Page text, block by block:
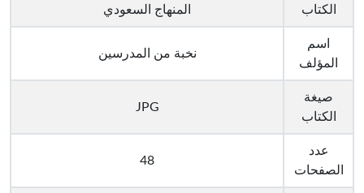
الكتاب المنهاج السعودي
اسم
المؤلف
نخبة من المدرسين
صيغة
الكتاب
JPG
عدد
الصفحات
48